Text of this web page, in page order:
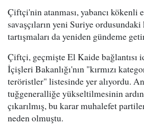
Çiftçi'nin atanması, yabancı kökenli
savaşçıların yeni Suriye
tartışmaları da yeniden gündeme
Çiftçi, geçmişte El Kaide bağlantısı
İçişleri Bakanlığı'nın "kırmızı
teröristler" listesinde yer alıyordu.
tuğgeneralliğe yükseltilmesinin
çıkarılmış, bu karar muhalefet
neden olmuştu.